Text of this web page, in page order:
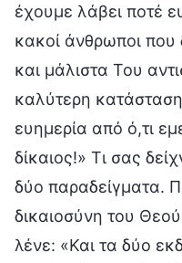
έχουμε λάβει ποτέ
κακοί άνθρωποι
και μάλιστα Του
καλύτερη
ευημερία από ό,τι
δίκαιος!» Τι σας
δύο παραδείγματα.
δικαιοσύνη του
λένε: «Και τα δύο